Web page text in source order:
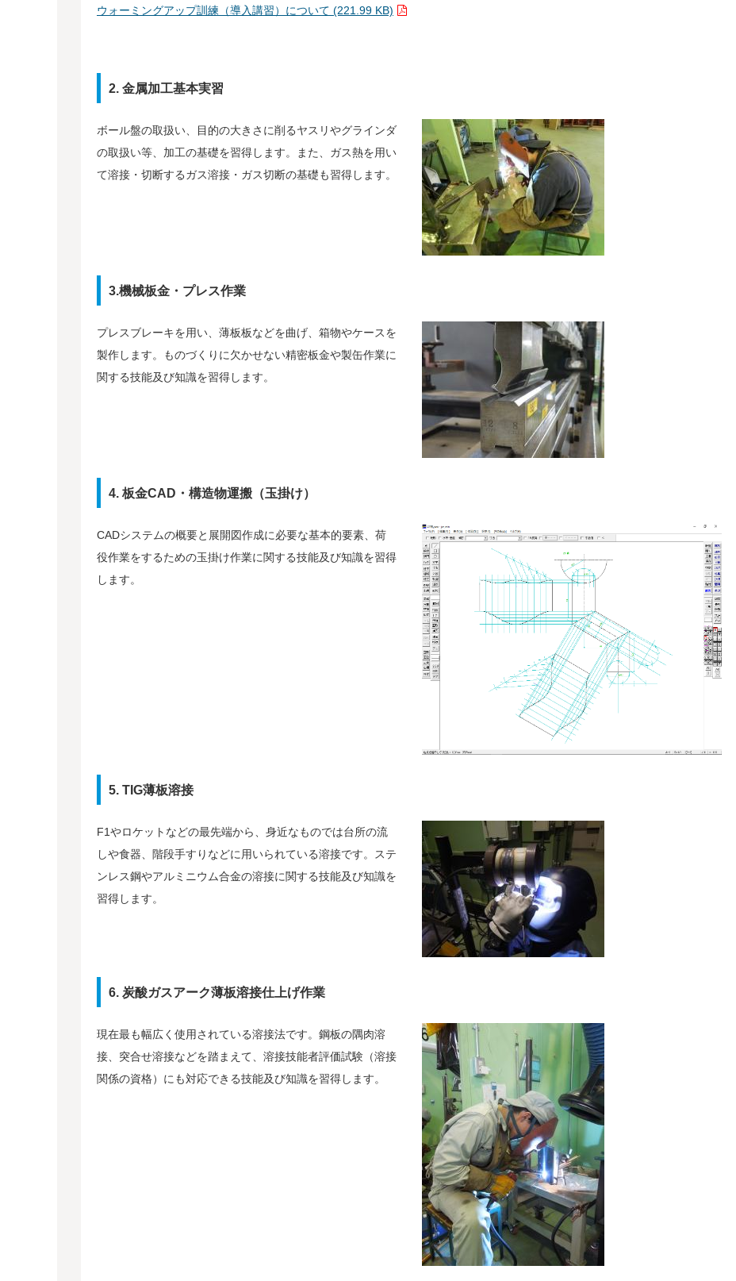
ウォーミングアップ訓練（導入講習）について (221.99 KB)
2. 金属加工基本実習
ボール盤の取扱い、目的の大きさに削るヤスリやグラインダ
の取扱い等、加工の基礎を習得します。また、ガス熱を用い
て溶接・切断するガス溶接・ガス切断の基礎も習得します。
3.機械板金・プレス作業
プレスブレーキを用い、薄板板などを曲げ、箱物やケースを
製作します。ものづくりに欠かせない精密板金や製缶作業に
関する技能及び知識を習得します。
4. 板金CAD・構造物運搬（玉掛け）
CADシステムの概要と展開図作成に必要な基本的要素、荷
役作業をするための玉掛け作業に関する技能及び知識を習得
します。
5. TIG薄板溶接
F1やロケットなどの最先端から、身近なものでは台所の流
しや食器、階段手すりなどに用いられている溶接です。ステ
ンレス鋼やアルミニウム合金の溶接に関する技能及び知識を
習得します。
6. 炭酸ガスアーク薄板溶接仕上げ作業
現在最も幅広く使用されている溶接法です。鋼板の隅肉溶
接、突合せ溶接などを踏まえて、溶接技能者評価試験（溶接
関係の資格）にも対応できる技能及び知識を習得します。